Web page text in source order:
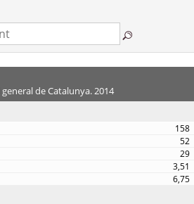
de Catalunya. 2014
158
52
29
3,51
6,75